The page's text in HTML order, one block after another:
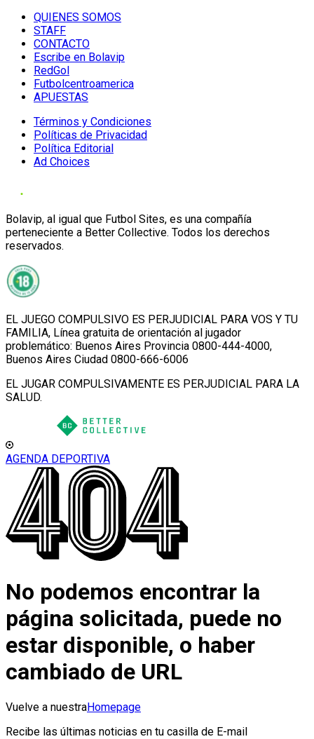
QUIENES SOMOS
STAFF
CONTACTO
Escribe en Bolavip
RedGol
Futbolcentroamerica
APUESTAS
Términos y Condiciones
Políticas de Privacidad
Política Editorial
Ad Choices
Bolavip, al igual que Futbol Sites, es una compañía
perteneciente a Better Collective. Todos los derechos
reservados.
EL JUEGO COMPULSIVO ES PERJUDICIAL PARA VOS Y TU
FAMILIA, Línea gratuita de orientación al jugador
problemático: Buenos Aires Provincia 0800-444-4000,
Buenos Aires Ciudad 0800-666-6006
EL JUGAR COMPULSIVAMENTE ES PERJUDICIAL PARA LA
SALUD.
AGENDA DEPORTIVA
No podemos encontrar la
página solicitada, puede no
estar disponible, o haber
cambiado de URL
Vuelve a nuestraHomepage
Recibe las últimas noticias en tu casilla de E-mail